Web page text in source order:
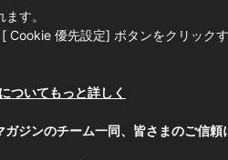
す。
Cookie 優先設定] ボタンをクリック
ついてもっと詳しく
ジンのチーム一同、皆さまのご信頼